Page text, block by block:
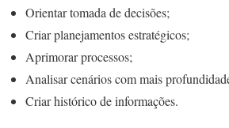
Orientar tomada de decisões;
Criar planejamentos estratégicos;
Aprimorar processos;
Analisar cenários com mais
Criar histórico de informações.